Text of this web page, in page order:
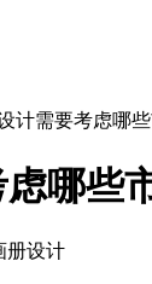
计需要考虑哪
哪些
册设计